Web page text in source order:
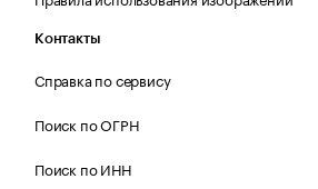
Контакты
Справка по сервису
Поиск по ОГРН
Поиск по ИНН